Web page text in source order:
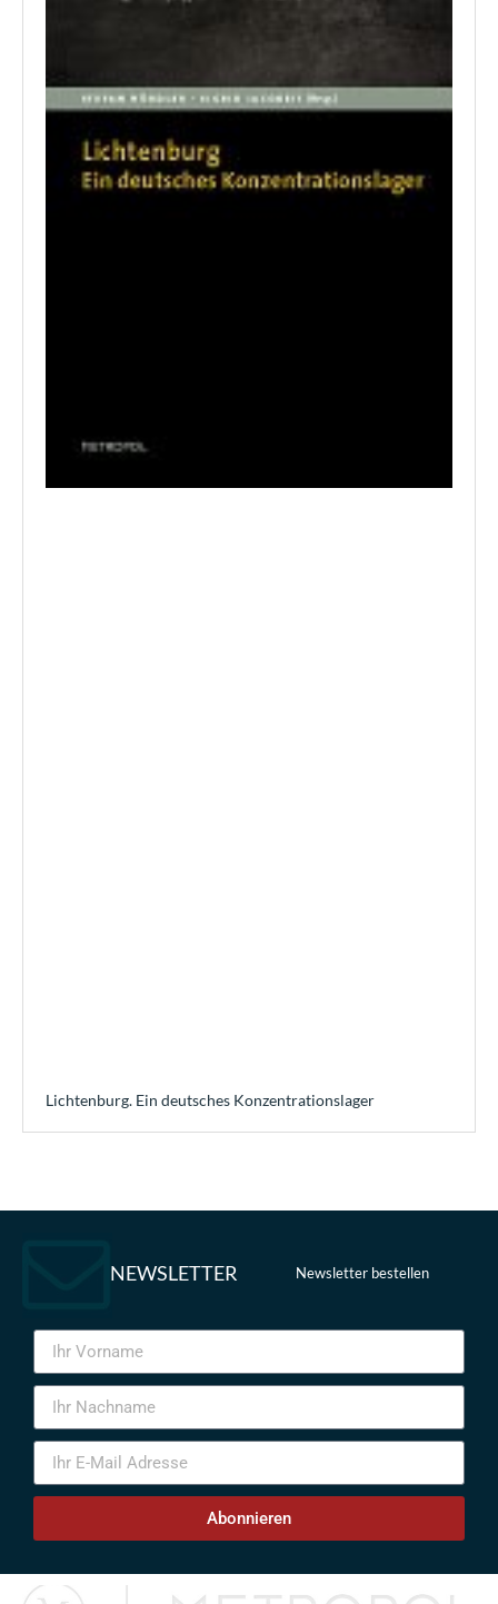
Lichtenburg. Ein deutsches Konzentrationslager
NEWSLETTER Newsletter bestellen
Abonnieren